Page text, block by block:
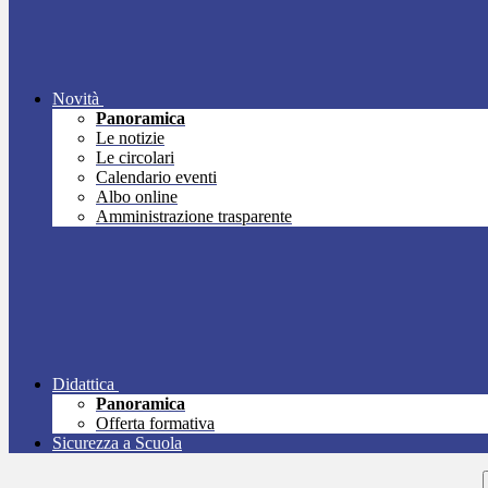
Novità
Panoramica
Le notizie
Le circolari
Calendario eventi
Albo online
Amministrazione trasparente
Didattica
Panoramica
Offerta formativa
Sicurezza a Scuola